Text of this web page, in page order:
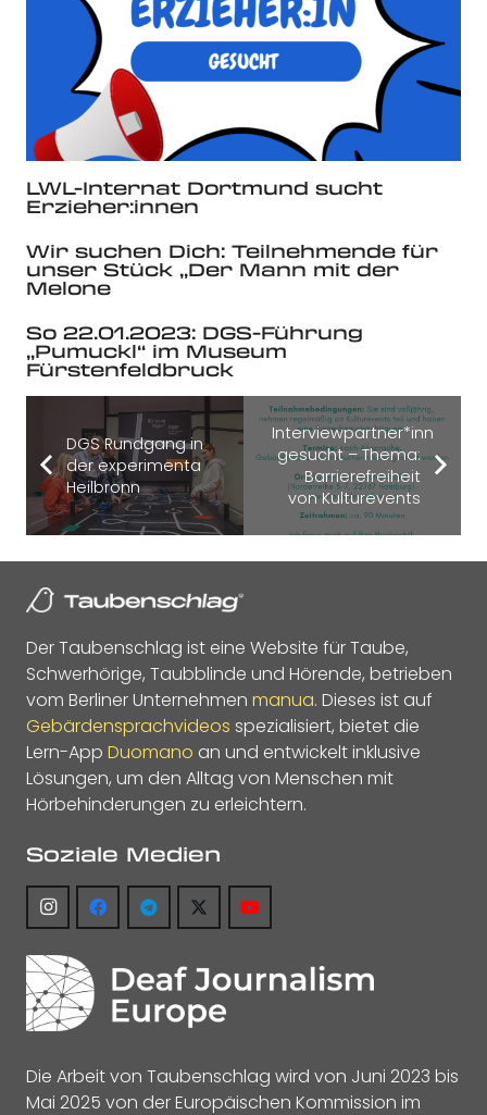
LWL-Internat Dortmund sucht
Erzieher:innen
Wir suchen Dich: Teilnehmende für
unser Stück „Der Mann mit der
Melone
So 22.01.2023: DGS-Führung
„Pumuckl“ im Museum
Fürstenfeldbruck
DGS Rundgang in
der experimenta
Heilbronn
Interviewpartner*innen
gesucht – Thema:
Barrierefreiheit
von Kulturevents
Der Taubenschlag ist eine Website für Taube,
Schwerhörige, Taubblinde und Hörende, betrieben
vom Berliner Unternehmen manua. Dieses ist auf
Gebärdensprachvideos spezialisiert, bietet die
Lern-App Duomano an und entwickelt inklusive
Lösungen, um den Alltag von Menschen mit
Hörbehinderungen zu erleichtern.
Soziale Medien
Die Arbeit von Taubenschlag wird von Juni 2023 bis
Mai 2025 von der Europäischen Kommission im